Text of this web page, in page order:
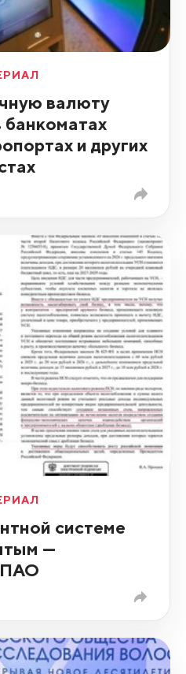
валюту
и других
системе
—